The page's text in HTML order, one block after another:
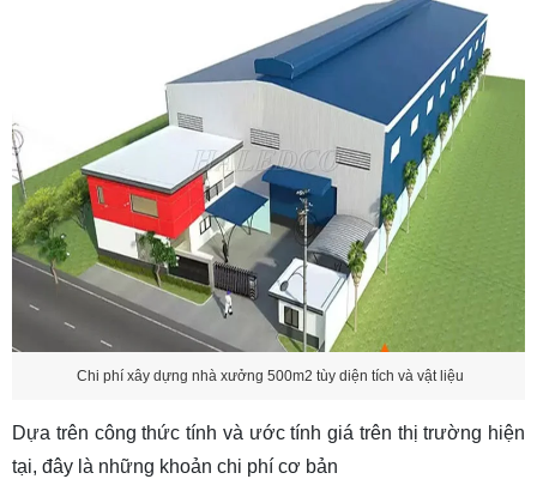
4.6 Quy định pháp lý và yêu cầu địa phương
5. Lưu ý khi lập kế hoạch chi phí xây nhà
xưởng 500m2
5.1 Lập bảng dự toán chi tiết và có cơ sở
5.2 Xác định rõ nhu cầu và công năng sử dụng
5.3 Chọn đơn vị thiết kế và nhà thầu uy tín
5.4 Đừng bỏ qua chi phí pháp lý và hành chính
5.5 Dự phòng ngân sách tối thiểu 8–12%
5.6 Tính đến chi phí vận hành sau xây dựng
xưởng 500m2?
Chi phí xây dựng nhà xưởng 500m2 tùy diện tích và vật liệu
Dựa trên công thức tính và ước tính giá trên thị trường hiện
tại, đây là những khoản chi phí cơ bản